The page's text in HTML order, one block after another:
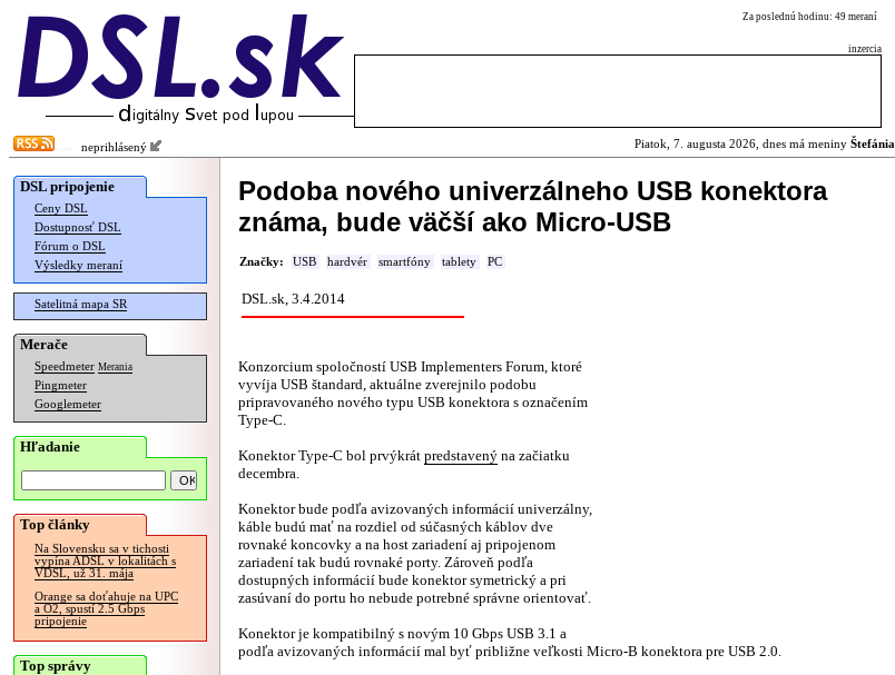
Za poslednú hodinu: 49 meraní
inzercia
neprihlásený Piatok, 7. augusta 2026, dnes má meniny Štefánia
DSL pripojenie
Ceny DSL
Dostupnosť DSL
Fórum o DSL
Výsledky meraní
Satelitná mapa SR
Merače
Speedmeter Merania
Pingmeter
Googlemeter
Hľadanie
Top články
Na Slovensku sa v tichosti
vypína ADSL v lokalitách s
VDSL, už 31. mája
Orange sa doťahuje na UPC
a O2, spustí 2.5 Gbps
pripojenie
Top správy
Podoba nového univerzálneho USB konektora
známa, bude väčší ako Micro-USB
Značky: USB hardvér smartfóny tablety PC
DSL.sk, 3.4.2014
Konzorcium spoločností USB Implementers Forum, ktoré
vyvíja USB štandard, aktuálne zverejnilo podobu
pripravovaného nového typu USB konektora s označením
Type-C.
Konektor Type-C bol prvýkrát predstavený na začiatku
decembra.
Konektor bude podľa avizovaných informácií univerzálny,
káble budú mať na rozdiel od súčasných káblov dve
rovnaké koncovky a na host zariadení aj pripojenom
zariadení tak budú rovnaké porty. Zároveň podľa
dostupných informácií bude konektor symetrický a pri
zasúvaní do portu ho nebude potrebné správne orientovať.
Konektor je kompatibilný s novým 10 Gbps USB 3.1 a
podľa avizovaných informácií mal byť približne veľkosti Micro-B konektora pre USB 2.0.